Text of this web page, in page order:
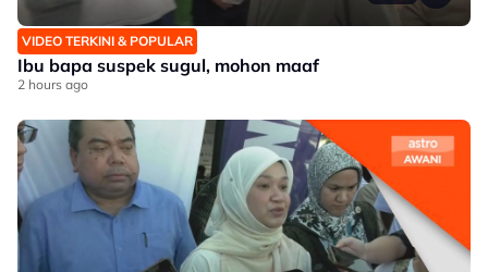
VIDEO TERKINI & POPULAR
Ibu bapa suspek sugul, mohon maaf
2 hours ago